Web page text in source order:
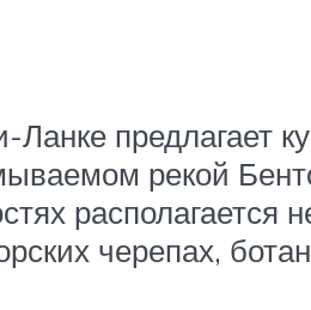
предлагает
рекой
располагается
черепах,